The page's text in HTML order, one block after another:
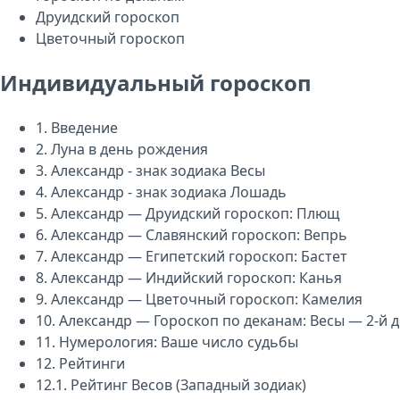
Друидский гороскоп
Цветочный гороскоп
Индивидуальный гороскоп
1. Введение
2. Луна в день рождения
3. Александр - знак зодиака Весы
4. Александр - знак зодиака Лошадь
5. Александр — Друидский гороскоп: Плющ
6. Александр — Славянский гороскоп: Вепрь
7. Александр — Египетский гороскоп: Бастет
8. Александр — Индийский гороскоп: Канья
9. Александр — Цветочный гороскоп: Камелия
10. Александр — Гороскоп по деканам: Весы — 2-й
11. Нумерология: Ваше число судьбы
12. Рейтинги
12.1. Рейтинг Весов (Западный зодиак)